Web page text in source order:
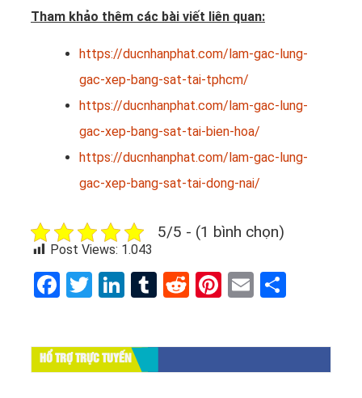
Tham khảo thêm các bài viết liên quan:
https://ducnhanphat.com/lam-gac-lung-
gac-xep-bang-sat-tai-tphcm/
https://ducnhanphat.com/lam-gac-lung-
gac-xep-bang-sat-tai-bien-hoa/
https://ducnhanphat.com/lam-gac-lung-
gac-xep-bang-sat-tai-dong-nai/
5/5 - (1 bình chọn)
Post Views: 1.043
Facebook
Twitter
LinkedIn
Tumblr
RedditPinterest
Email
HỔ TRỢ TRỰC TUYẾN